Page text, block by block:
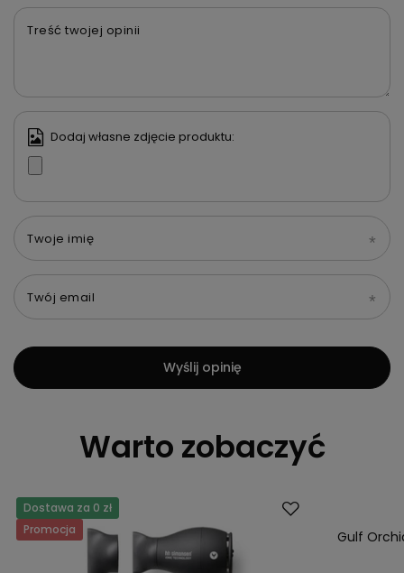
Treść twojej opinii
Dodaj własne zdjęcie produktu:
Twoje imię
Twój email
Wyślij opinię
Warto zobaczyć
Promocja
Dostawa za 0 zł
Gulf